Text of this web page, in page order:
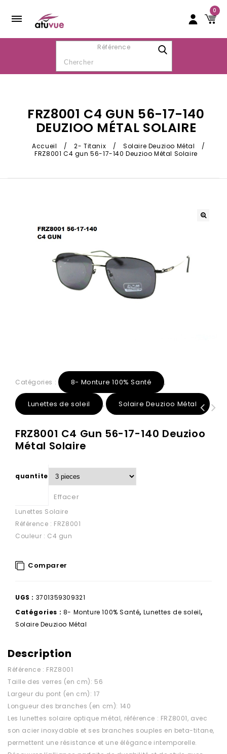
0
Référence
FRZ8001 C4 GUN 56-17-140
DEUZIOO MÉTAL SOLAIRE
Accueil / 2- Titanix / Solaire Deuzioo Métal
/
FRZ8001 C4 gun 56-17-140 Deuzioo Métal Solaire
Catégories : 8- Monture 100% Santé ,
Lunettes de soleil , Solaire Deuzioo Métal
FRZ8001 C4 Gun 56-17-140 Deuzioo
Métal Solaire
quantite
Effacer
Lunettes Solaire
Référence : FRZ8001
Couleur : C4 gun
Comparer
UGS : 3701359309321
Catégories : 8- Monture 100% Santé, Lunettes de soleil,
Solaire Deuzioo Métal
Description
Référence : FRZ8001
Taille des verres (en cm): 56
Largeur du pont (en cm): 17
Longueur des branches (en cm): 140
Les lunettes solaire optique métal, référence : FRZ8001, avec
son acier inoxydable et ses branches souples en beta-titane,
permettent une résistance et une élégance intemporelle.